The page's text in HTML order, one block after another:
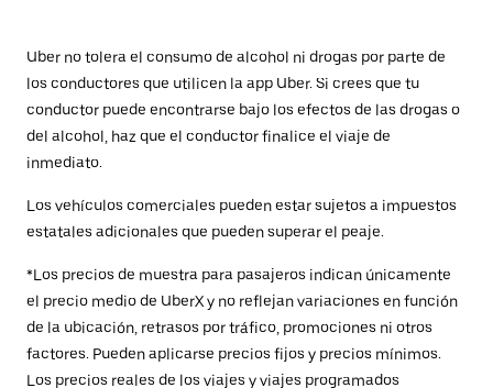
Uber no tolera el consumo de alcohol ni drogas por parte de
los conductores que utilicen la app Uber. Si crees que tu
conductor puede encontrarse bajo los efectos de las drogas o
del alcohol, haz que el conductor finalice el viaje de
inmediato.
Los vehículos comerciales pueden estar sujetos a impuestos
estatales adicionales que pueden superar el peaje.
*Los precios de muestra para pasajeros indican únicamente
el precio medio de UberX y no reflejan variaciones en función
de la ubicación, retrasos por tráfico, promociones ni otros
factores. Pueden aplicarse precios fijos y precios mínimos.
Los precios reales de los viajes y viajes programados